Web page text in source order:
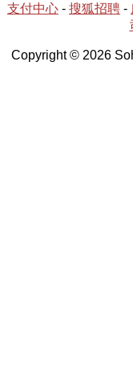
支付中心 - 搜狐招聘 -
Copyright © 2026